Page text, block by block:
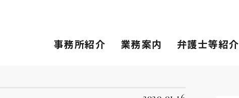
事務所紹介 業務案内 弁護士等紹介